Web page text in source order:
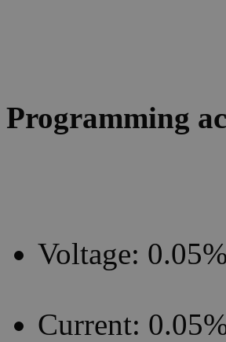
Programming
Voltage:
Current: